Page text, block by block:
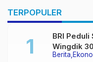
TERPOPULER
Berita
BRI
Wingdik
Akses